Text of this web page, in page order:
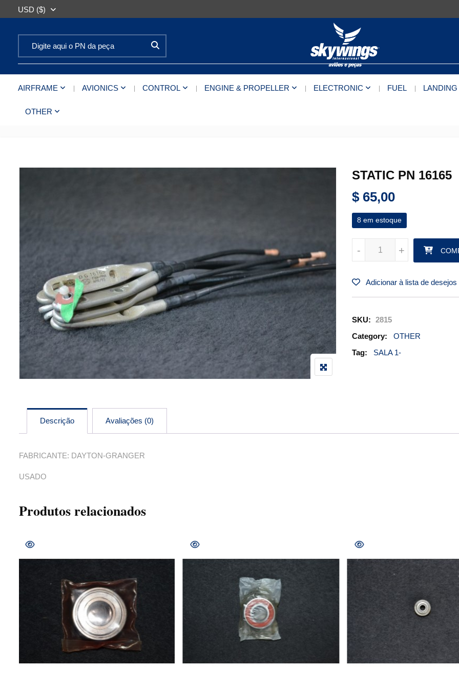
USD ($)
AIRFRAME AVIONICS CONTROL ENGINE & PROPELLER ELECTRONIC FUEL
OTHER
STATIC PN 16165
$ 65,00
8 em estoque
STATIC PN 16165 quantidade
+
- +
-
Adicionar à lista de desejos
SKU: 2815
Category:
OTHER
Tag:
SALA 1-
Descrição Avaliações (0)
FABRICANTE: DAYTON-GRANGER
USADO
Produtos relacionados